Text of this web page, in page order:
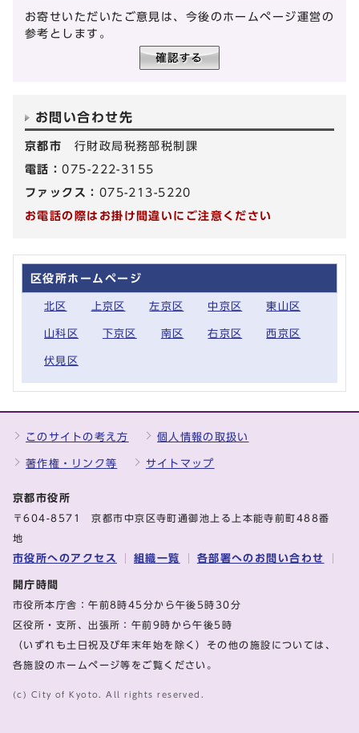
お寄せいただいたご意見は、今後のホームページ運営の
参考とします。
お問い合わせ先
京都市 行財政局税務部税制課
電話：075-222-3155
ファックス： 075-213-5220
お電話の際はお掛け間違いにご注意ください
区役所ホームページ
北区 上京区 左京区 中京区 東山区
山科区 下京区 南区 右京区 西京区
伏見区
このサイトの考え方 個人情報の取扱い
著作権・リンク等 サイトマップ
京都市役所
〒604-8571 京都市中京区寺町通御池上る上本能寺前町488番
地
市役所へのアクセス 組織一覧 各部署へのお問い合わせ
開庁時間
市役所本庁舎：午前8時45分から午後5時30分
区役所・支所、出張所：午前9時から午後5時
（いずれも土日祝及び年末年始を除く）その他の施設については、
各施設のホームページ等をご覧ください。
(c) City of Kyoto. All rights reserved.